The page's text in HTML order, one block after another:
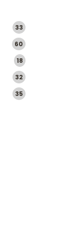
33
60
18
32
35